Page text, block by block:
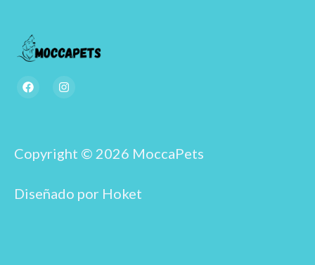
F
a
k
I
n
r
a
Copyright © 2026 MoccaPets
Diseñado por Hoket